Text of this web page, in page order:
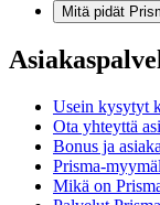
Mitä pidät
Usein kysytyt
Ota yhteyttä
Bonus ja
Prisma-
Mikä on